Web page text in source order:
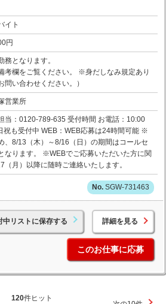
イト
円
務となります。
考欄をご覧ください。 ※身だしなみ規定あり
問い合わせください。）
営業所
当：0120-789-635 受付時間 お電話：10:00
祝も受付中 WEB：WEB応募は24時間可能 ※
、8/13（木）～8/16（日）の期間はコールセ
なります。 ※WEBでご応募いただいた方に関
（月）以降に随時ご連絡いたします。
SGW-731463
中リストに保存する 詳細を見る
このお仕事に応募
120件ヒット